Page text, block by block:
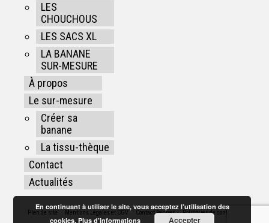
LES
CHOUCHOUS
LES SACS XL
LA BANANE
SUR-MESURE
À propos
Le sur-mesure
Créer sa
banane
La tissu-thèque
Contact
Actualités
Plan de site Mentions Légales et CGV Contact Rennes Politiques de confidentialité
En continuant à utiliser le site, vous acceptez l’utilisation des
cookies.Plus d’informations Accepter